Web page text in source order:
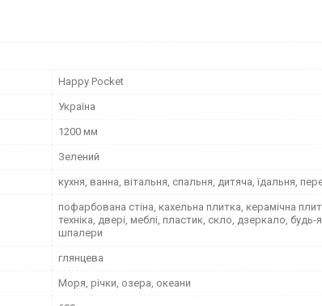
Happy Pocket
Україна
1200 мм
Зелений
кухня, ванна, вітальня, спальня, дитяча, їдальня,
пофарбована стіна, кахельна плитка, керамічна
техніка, двері, меблі, пластик, скло, дзеркало, будь-
шпалери
глянцева
Моря, річки, озера, океани